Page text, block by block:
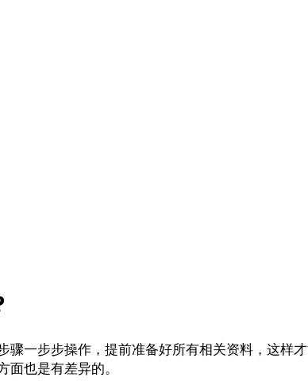
步步操作，提前准备好所有相关资料，这样
面也是有差异的。